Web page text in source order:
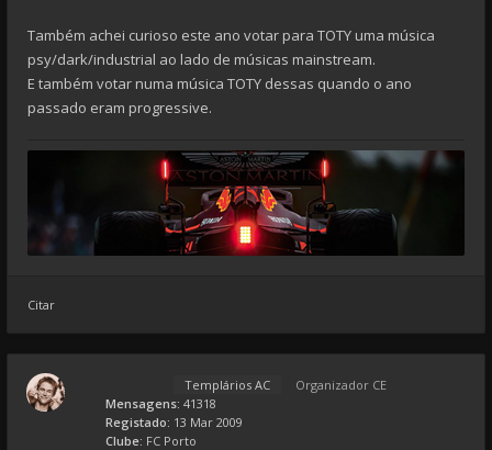
Também achei curioso este ano votar para TOTY uma música
psy/dark/industrial ao lado de músicas mainstream.
E também votar numa música TOTY dessas quando o ano
passado eram progressive.
Citar
Templários AC
Organizador CE
Mensagens: 41318
Registado: 13 Mar 2009
Clube: FC Porto